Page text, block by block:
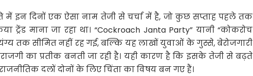
में इन दिनों एक ऐसा नाम तेजी से चर्चा में है, जो कुछ सप्ताह पहले तक
ट्रेंड माना जा रहा था। “Cockroach Janta Party” यानी “कोकरोच
तक सीमित नहीं रह गई, बल्कि यह लाखों युवाओं के गुस्से, बेरोजगारी
का प्रतीक बनती जा रही है। यही कारण है कि इसके तेजी से बढ़ते
दलों दोनों के लिए चिंता का विषय बन गए हैं।